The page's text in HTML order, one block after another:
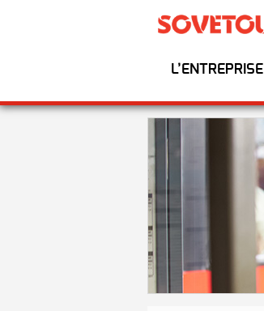
L’ENTREPRISE